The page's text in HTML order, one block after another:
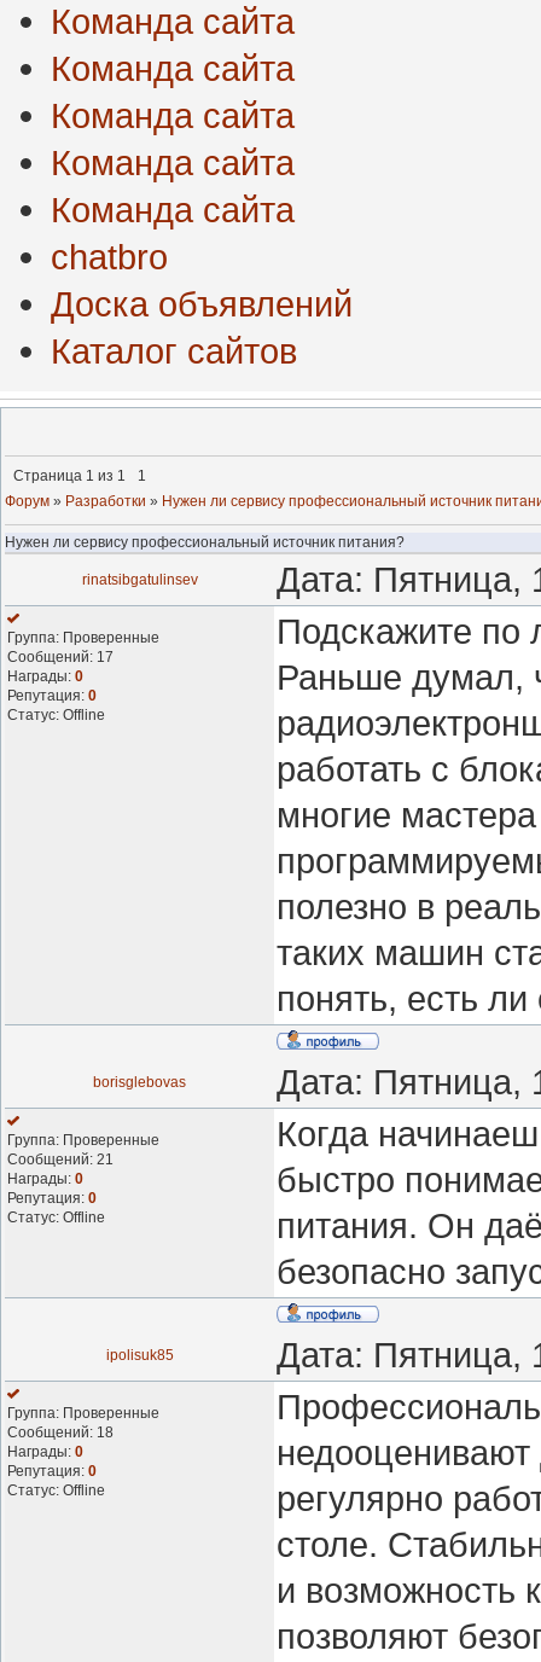
Команда сайта
Команда сайта
Команда сайта
Команда сайта
Команда сайта
chatbro
Доска объявлений
Каталог сайтов
Страница 1 из 1
1
Форум » Разработки » Нужен ли сервису профессиональный источник
Нужен ли сервису профессиональный источник питания?
rinatsibgatulinsev Дата:
Группа: Проверенные
Сообщений: 17
Награды: 0
Репутация: 0
Статус: Offline
Подскажите по
Раньше думал,
работать с
многие
полезно в
таких машин
понять, есть
borisglebovas Дата:
Группа: Проверенные
Сообщений: 21
Награды: 0
Репутация: 0
Статус: Offline
Когда
быстро
питания. Он
безопасно
ipolisuk85 Дата:
Группа: Проверенные
Сообщений: 18
Награды: 0
Репутация: 0
Статус: Offline
недооценивают
регулярно
столе.
и возможность
позволяют